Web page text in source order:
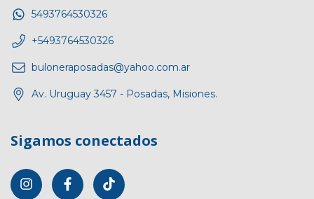
5493764530326
+5493764530326
buloneraposadas@yahoo.com.ar
Av. Uruguay 3457 - Posadas, Misiones.
Sigamos conectados